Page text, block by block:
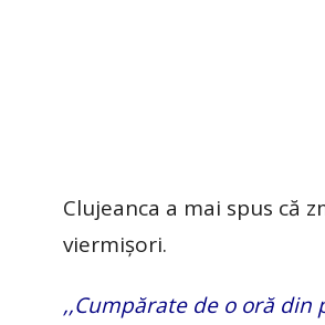
Clujeanca a mai spus că
viermișori.
,,Cumpărate de o oră din